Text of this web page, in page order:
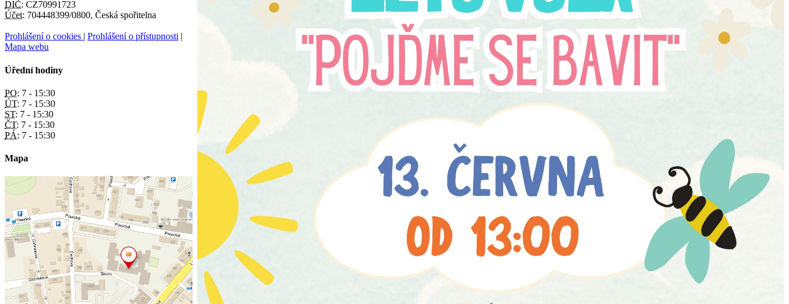
DIČ: CZ70991723
Účet: 704448399/0800, Česká spořitelna
Prohlášení o cookies | Prohlášení o přístupnosti |
Mapa webu
Úřední hodiny
PO: 7 - 15:30
ÚT: 7 - 15:30
ST: 7 - 15:30
ČT: 7 - 15:30
PÁ: 7 - 15:30
Mapa